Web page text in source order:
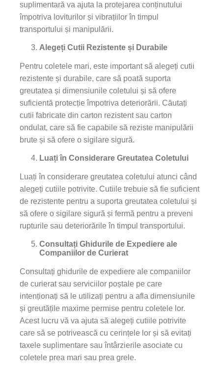
suplimentară va ajuta la protejarea conținutului
împotriva loviturilor și vibrațiilor în timpul
transportului și manipulării.
Alegeți Cutii Rezistente și Durabile
Pentru coletele mari, este important să alegeți cutii
rezistente și durabile, care să poată suporta
greutatea și dimensiunile coletului și să ofere
suficientă protecție împotriva deteriorării. Căutați
cutii fabricate din carton rezistent sau carton
ondulat, care să fie capabile să reziste manipulării
brute și să ofere o sigilare sigură.
Luați în Considerare Greutatea Coletului
Luați în considerare greutatea coletului atunci când
alegeți cutiile potrivite. Cutiile trebuie să fie suficient
de rezistente pentru a suporta greutatea coletului și
să ofere o sigilare sigură și fermă pentru a preveni
rupturile sau deteriorările în timpul transportului.
Consultați Ghidurile de Expediere ale
Companiilor de Curierat
Consultați ghidurile de expediere ale companiilor
de curierat sau serviciilor poștale pe care
intenționați să le utilizați pentru a afla dimensiunile
și greutățile maxime permise pentru coletele lor.
Acest lucru vă va ajuta să alegeți cutiile potrivite
care să se potrivească cu cerințele lor și să evitați
taxele suplimentare sau întârzierile asociate cu
coletele prea mari sau prea grele.